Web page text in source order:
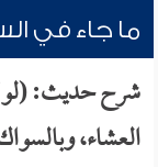
ما جاء في
شرح حديث:
العشاء،